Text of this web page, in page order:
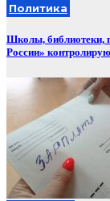
Политика
Школы, библиотеки,
России»